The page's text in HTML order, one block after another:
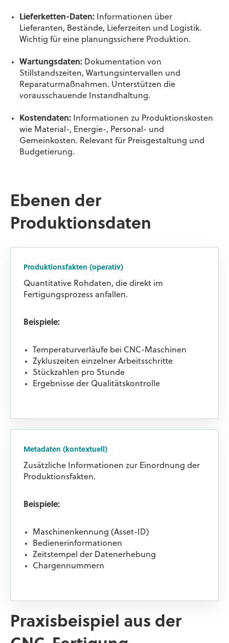
Lieferketten-Daten:Informationen über
Lieferanten, Bestände, Lieferzeiten und Logistik.
Wichtig für eine planungssichere Produktion.
Wartungsdaten:Dokumentation von
Stillstandszeiten, Wartungsintervallen und
Reparaturmaßnahmen. Unterstützen die
vorausschauende Instandhaltung.
Kostendaten:Informationen zu Produktionskosten
wie Material-, Energie-, Personal- und
Gemeinkosten. Relevant für Preisgestaltung und
Budgetierung.
Ebenen der
Produktionsdaten
Produktionsfakten (operativ)
Quantitative Rohdaten, die direkt im
Fertigungsprozess anfallen.
Beispiele:
Temperaturverläufe bei CNC-Maschinen
Zykluszeiten einzelner Arbeitsschritte
Stückzahlen pro Stunde
Ergebnisse der Qualitätskontrolle
Metadaten (kontextuell)
Zusätzliche Informationen zur Einordnung der
Produktionsfakten.
Beispiele:
Maschinenkennung (Asset-ID)
Bedienerinformationen
Zeitstempel der Datenerhebung
Chargennummern
Praxisbeispiel aus der